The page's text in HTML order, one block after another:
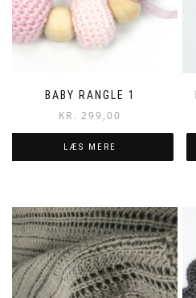
BABY RANGLE 1
KR. 299,00
LÆS MERE